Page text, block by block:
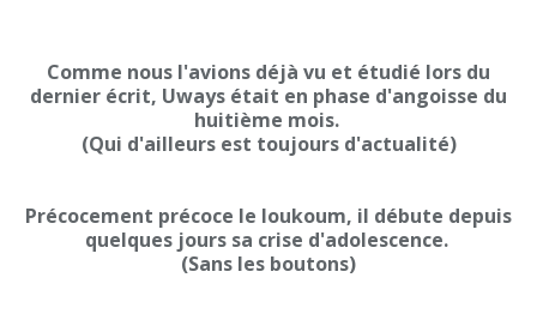
Comme nous l'avions déjà vu et étudié lors du
dernier écrit, Uways était en phase d'angoisse du
huitième mois.
(Qui d'ailleurs est toujours d'actualité)
Précocement précoce le loukoum, il débute depuis
quelques jours sa crise d'adolescence.
(Sans les boutons)